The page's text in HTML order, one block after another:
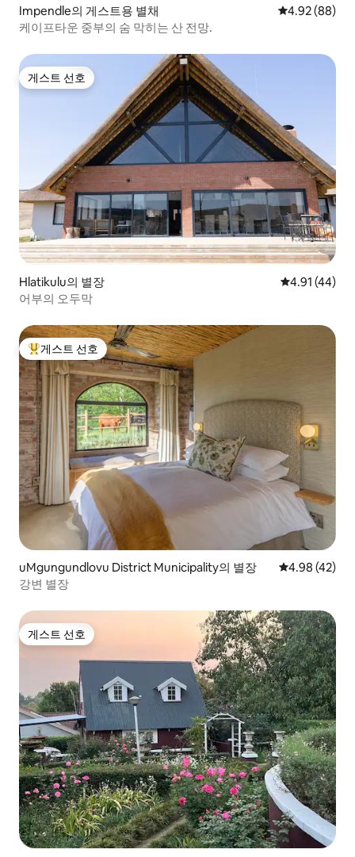
Impendle의 게스트용 별채 평점 4.92점(5
4.92 (88)
케이프타운 중부의 숨 막히는 산 전망.
게스트 선호
게스트 선호
Hlatikulu의 별장 평점 4.91점
4.91 (44)
어부의 오두막
상위 게스트 선호
게스트 선호
uMgungundlovu District Municipality의 별장 평점 4.98점(5
4.98 (42)
강변 별장
게스트 선호
게스트 선호